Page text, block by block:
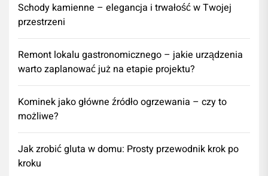
Schody kamienne – elegancja i trwałość w Twojej
przestrzeni
​Remont lokalu gastronomicznego – jakie urządzenia
warto zaplanować już na etapie projektu?
Kominek jako główne źródło ogrzewania – czy to
możliwe?
Jak zrobić gluta w domu: Prosty przewodnik krok po
kroku